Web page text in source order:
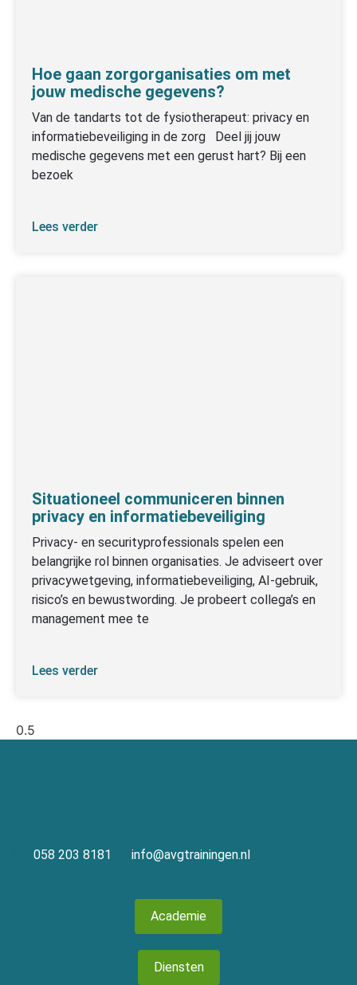
Hoe gaan zorgorganisaties om met
jouw medische gegevens?
Van de tandarts tot de fysiotherapeut: privacy en
informatiebeveiliging in de zorg Deel jij jouw
medische gegevens met een gerust hart? Bij een
bezoek
Lees verder
Situationeel communiceren binnen
privacy en informatiebeveiliging
Privacy- en securityprofessionals spelen een
belangrijke rol binnen organisaties. Je adviseert over
privacywetgeving, informatiebeveiliging, AI-gebruik,
risico’s en bewustwording. Je probeert collega’s en
management mee te
Lees verder
058 203 8181 info@avgtrainingen.nl
Academie
Diensten